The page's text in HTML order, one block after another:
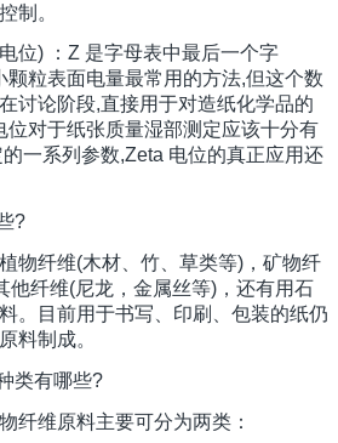
制。
位) ：Z 是字母表中最后一个字
颗粒表面电量最常用的方法,但这个数
讨论阶段,直接用于对造纸化学品的
位对于纸张质量湿部测定应该十分有
一系列参数,Zeta 电位的真正应用还
?
物纤维(木材、竹、草类等)，矿物纤
他纤维(尼龙，金属丝等)，还有用石
。目前用于书写、印刷、包装的纸仍
料制成。
类有哪些?
纤维原料主要可分为两类：